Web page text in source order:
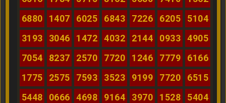
6880
1407 6025 6843 7226 6205
5104
3193
3046 1472 4032 2144 0933
4905
7054
8237 2570 7720 1246 7779
6166
1775
2575 7593 3523 9199 7720
6515
5448
0666 4698 9164 3970 1528
5404